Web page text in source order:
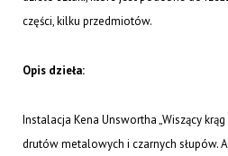
części, kilku przedmiotów.
Opis dzieła:
Instalacja Kena Unswortha „Wiszący
drutów metalowych i czarnych słupów.